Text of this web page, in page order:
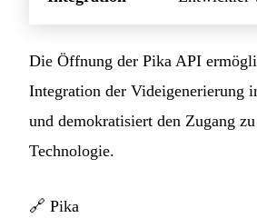
Die Öffnung der Pika API
Integration der Videigenerierung
und demokratisiert den Zugang
Technologie.
🔗 Pika